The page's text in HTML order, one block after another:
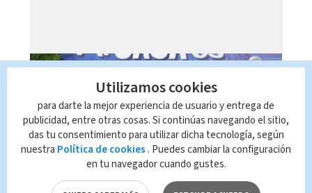
Utilizamos cookies
para darte la mejor experiencia de usuario y entrega de
publicidad, entre otras cosas. Si continúas navegando el sitio,
das tu consentimiento para utilizar dicha tecnología, según
nuestra Política de cookies . Puedes cambiar la configuración
en tu navegador cuando gustes.